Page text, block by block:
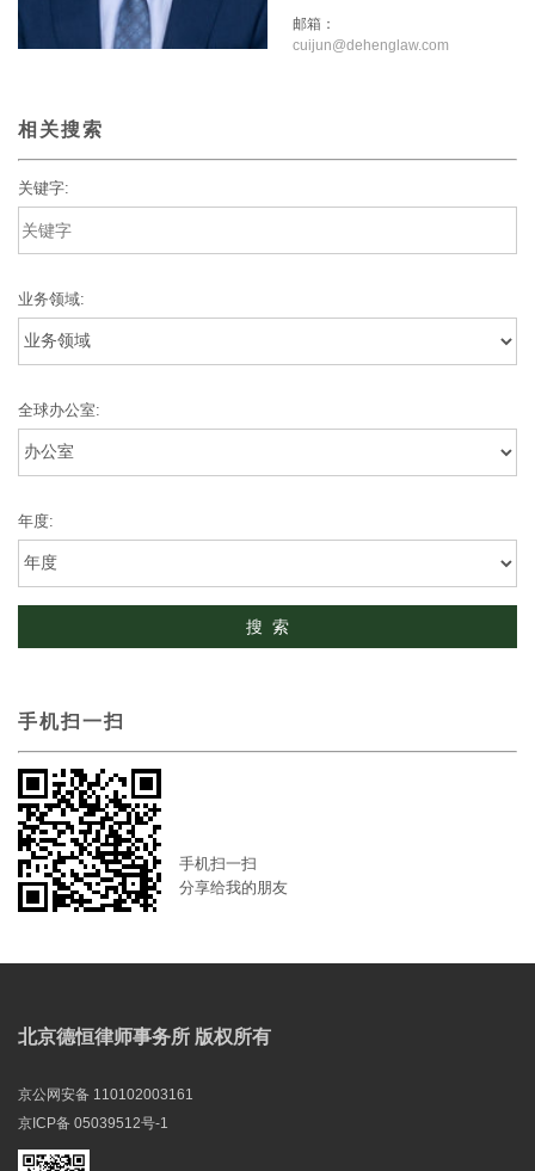
邮箱：
cuijun@dehenglaw.com
相关搜索
关键字:
业务领域:
全球办公室:
年度:
手机扫一扫
手机扫一扫
分享给我的朋友
北京德恒律师事务所 版权所有
京公网安备 110102003161
京ICP备 05039512号-1